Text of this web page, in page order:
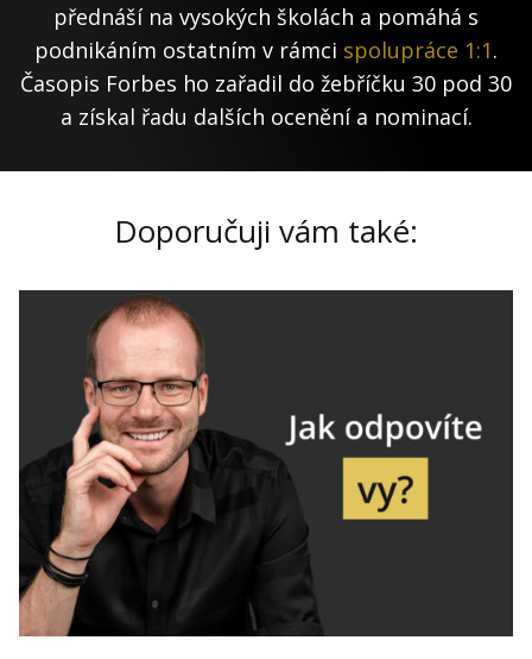
přednáší na vysokých školách a pomáhá s
podnikáním ostatním v rámci spolupráce 1:1.
Časopis Forbes ho zařadil do žebříčku 30 pod 30
a získal řadu dalších ocenění a nominací.
Doporučuji vám také: